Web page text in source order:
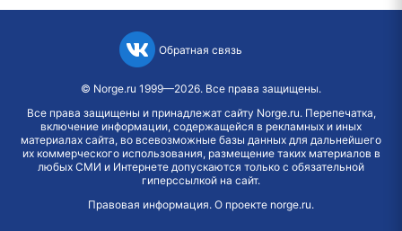
Обратная связь
© Norge.ru 1999—2026. Все права защищены.
Все права защищены и принадлежат сайту Norge.ru. Перепечатка,
включение информации, содержащейся в рекламных и иных
материалах сайта, во всевозможные базы данных для дальнейшего
их коммерческого использования, размещение таких материалов в
любых СМИ и Интернете допускаются только с обязательной
гиперссылкой на сайт.
Правовая информация. О проекте norge.ru.